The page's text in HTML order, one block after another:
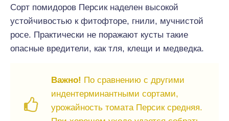
Сорт помидоров Персик наделен высокой
устойчивостью к фитофторе, гнили, мучнистой
росе. Практически не поражают кусты такие
опасные вредители, как тля, клещи и медведка.
Важно! По сравнению с другими
индентерминантными сортами,
урожайность томата Персик средняя.